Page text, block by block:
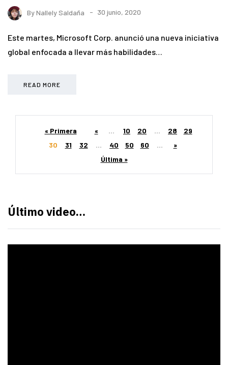
ByNallely Saldaña 30 junio, 2020
Este martes, Microsoft Corp. anunció una nueva iniciativa
global enfocada a llevar más habilidades…
READ MORE
« Primera « ... 10 20 ... 28
29
30
31 32 ... 40 50 60 ...
»
Última »
Último video…